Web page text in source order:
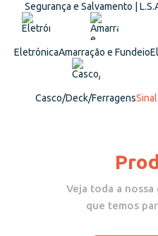
Segurança e Salvamento |
EletrónicaAmarração e Fundeio
Casco/Deck/Ferragens
Veja toda a
que temos